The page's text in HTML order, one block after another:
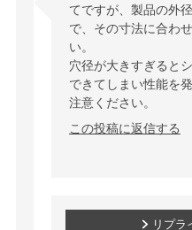
てですが、製品の外
で、その寸法に合わ
い。
穴径が大きすぎると
できてしまい性能を
注意ください。
この投稿に返信する
リプラ